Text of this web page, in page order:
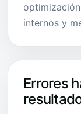
internos y
Errores